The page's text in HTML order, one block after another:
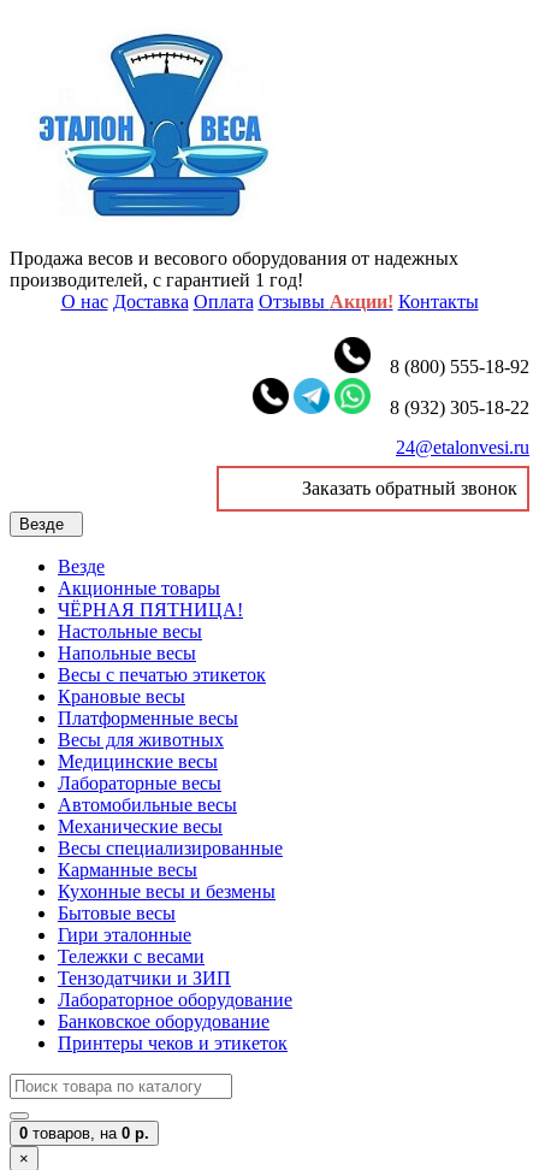
Продажа весов и весового оборудования от надежных
производителей, с гарантией 1 год!
О нас Доставка Оплата Отзывы Акции! Контакты
8 (800) 555-18-92
8 (932) 305-18-22
24@etalonvesi.ru
Заказать обратный звонок
Везде
Везде
Акционные товары
ЧЁРНАЯ ПЯТНИЦА!
Настольные весы
Напольные весы
Весы с печатью этикеток
Крановые весы
Платформенные весы
Весы для животных
Медицинские весы
Лабораторные весы
Автомобильные весы
Механические весы
Весы специализированные
Карманные весы
Кухонные весы и безмены
Бытовые весы
Гири эталонные
Тележки с весами
Тензодатчики и ЗИП
Лабораторное оборудование
Банковское оборудование
Принтеры чеков и этикеток
0 товаров, на 0 р.
×